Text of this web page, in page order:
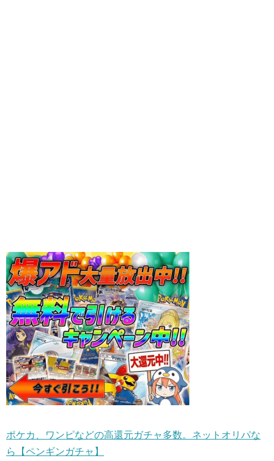
ポケカ、ワンピなどの高還元ガチャ多数。ネットオリパな
ら【ペンギンガチャ】